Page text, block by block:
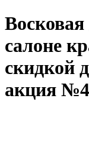
салоне
скидкой
акция